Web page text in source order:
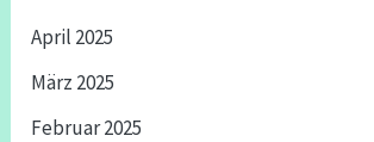
April 2025
März 2025
Februar 2025